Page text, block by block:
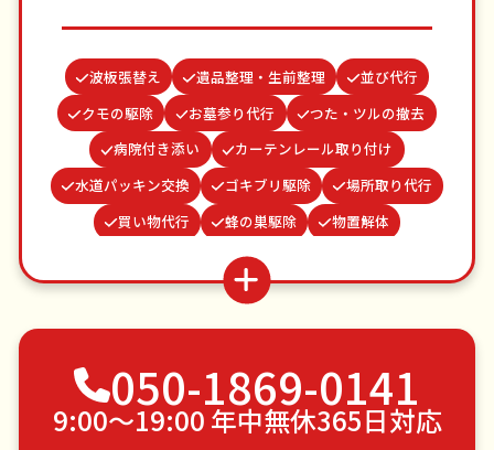
波板張替え 遺品整理・生前整理
並び代行
クモの駆除
お墓参り代行
つた・ツルの撤去
病院付き添い
カーテンレール取り付け
水道パッキン交換
ゴキブリ駆除
場所取り代行
買い物代行
蜂の巣駆除
物置解体
網戸張替え
結婚式代理出席
お庭の水やり
ベランダ掃除
謝罪代行
不用品回収
ゴミ屋敷片付け
植木の剪定
植木の伐採
手すり取り付け
ペットのお世話
エアコンクリーニング
050-1869-0141
9:00〜19:00 年中無休365日対応